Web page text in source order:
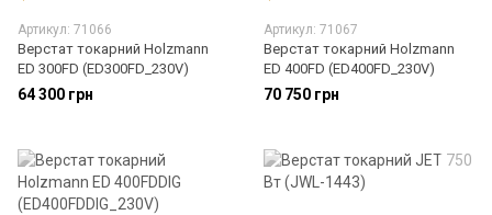
Артикул: 71066
Верстат токарний Holzmann
ED 300FD (ED300FD_230V)
64 300 грн
Артикул: 71067
Верстат токарний Holzmann
ED 400FD (ED400FD_230V)
70 750 грн